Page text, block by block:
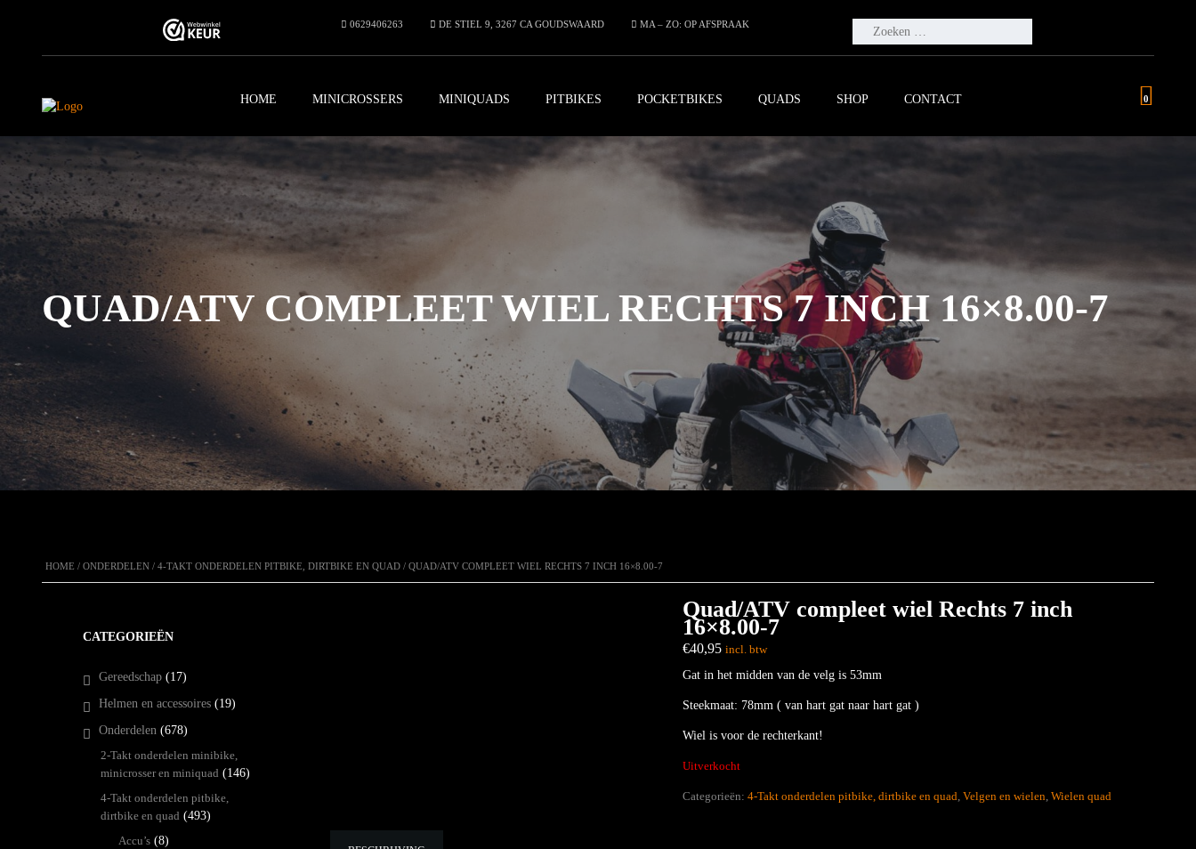
MA – ZO: OP AFSPRAAK
DE STIEL 9, 3267 CA GOUDSWAARD
0629406263
NAAR:
0
HOME MINICROSSERS MINIQUADS PITBIKES POCKETBIKES QUADS SHOP CONTACT
QUAD/ATV COMPLEET WIEL RECHTS 7 INCH 16×8.00-7
HOME / ONDERDELEN / 4-TAKT ONDERDELEN PITBIKE, DIRTBIKE EN QUAD / QUAD/ATV COMPLEET WIEL RECHTS 7 INCH 16×8.00-7
Quad/ATV compleet wiel Rechts 7 inch
16×8.00-7
€40,95 incl. btw
Gat in het midden van de velg is 53mm
Steekmaat: 78mm ( van hart gat naar hart gat )
Wiel is voor de rechterkant!
Uitverkocht
Categorieën: 4-Takt onderdelen pitbike, dirtbike en quad, Velgen en wielen, Wielen quad
CATEGORIEËN
Gereedschap (17)
Helmen en accessoires (19)
Onderdelen (678)
2-Takt onderdelen minibike,
minicrosser en miniquad (146)
4-Takt onderdelen pitbike,
dirtbike en quad (493)
Accu’s (8)